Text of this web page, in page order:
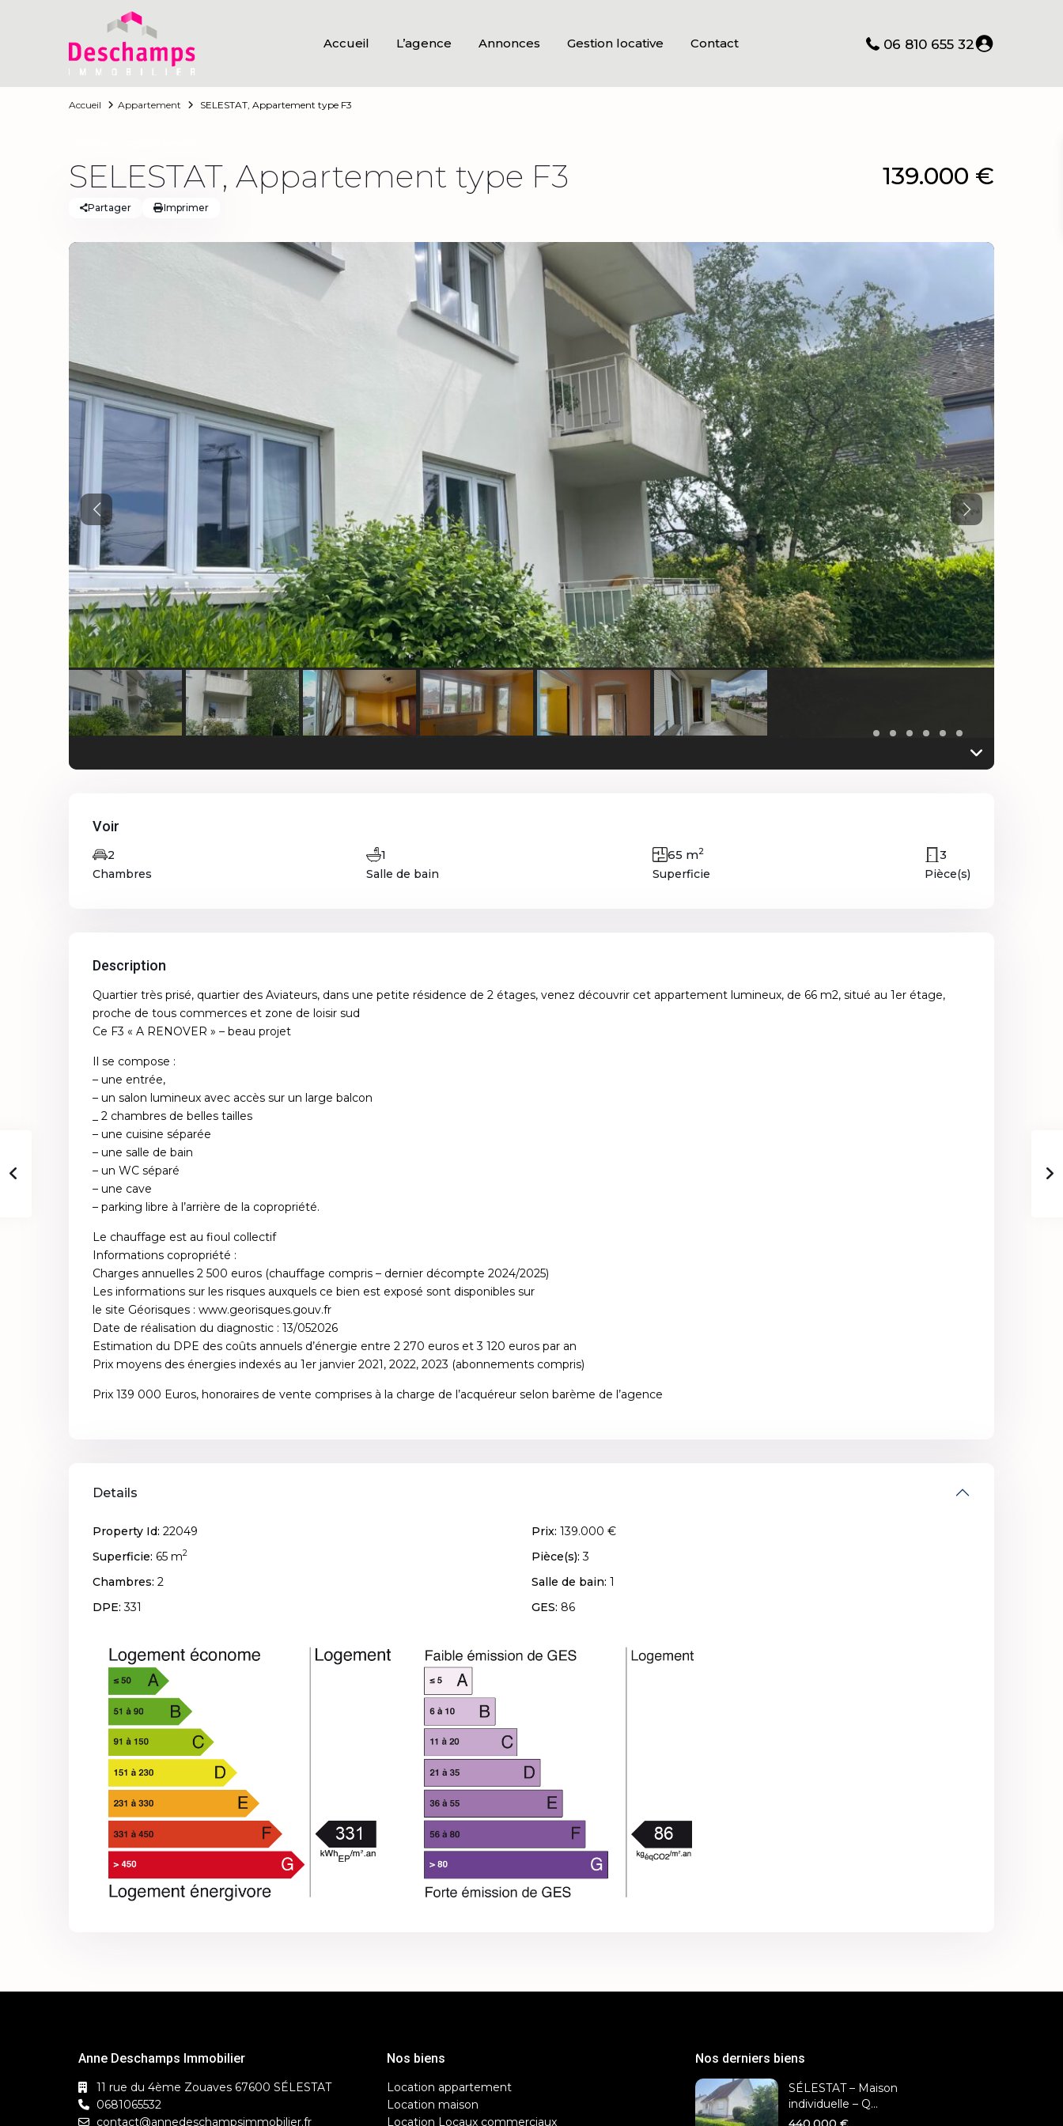
Accueil L’agence Annonces Gestion locative Contact 06 810 655 32
Accueil Appartement SELESTAT, Appartement type F3
SELESTAT, Appartement type F3 139.000 €
Partager Imprimer
Previous Previous
Voir
2
Chambres
1
Salle de bain
65 m2
Superficie
3
Pièce(s)
Description
Quartier très prisé, quartier des Aviateurs, dans une petite résidence de 2 étages, venez découvrir cet appartement lumineux, de 66 m2, situé au 1er étage,
proche de tous commerces et zone de loisir sud
Ce F3 « A RENOVER » – beau projet
Il se compose :
– une entrée,
– un salon lumineux avec accès sur un large balcon
_ 2 chambres de belles tailles
– une cuisine séparée
– une salle de bain
– un WC séparé
– une cave
– parking libre à l’arrière de la copropriété.
Le chauffage est au fioul collectif
Informations copropriété :
Charges annuelles 2 500 euros (chauffage compris – dernier décompte 2024/2025)
Les informations sur les risques auxquels ce bien est exposé sont disponibles sur
le site Géorisques : www.georisques.gouv.fr
Date de réalisation du diagnostic : 13/052026
Estimation du DPE des coûts annuels d’énergie entre 2 270 euros et 3 120 euros par an
Prix moyens des énergies indexés au 1er janvier 2021, 2022, 2023 (abonnements compris)
Prix 139 000 Euros, honoraires de vente comprises à la charge de l’acquéreur selon barème de l’agence
Details
Property Id: 22049 Prix: 139.000 €
Superficie: 65 m2 Pièce(s): 3
Chambres: 2 Salle de bain: 1
DPE: 331 GES: 86
Anne Deschamps Immobilier
11 rue du 4ème Zouaves 67600 SÉLESTAT
0681065532
contact@annedeschampsimmobilier.fr
Nos biens
Location appartement
Location maison
Location Locaux commerciaux
Nos derniers biens
SÉLESTAT – Maison
individuelle – Q...